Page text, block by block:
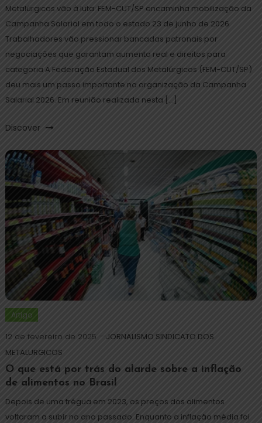
Metalúrgicos vão à luta: FEM-CUT/SP encaminha mobilização da
Campanha Salarial em todo o estado 23 de junho de 2026
Trabalhadores vão pressionar bancadas patronais por
negociações que garantam aumento real e direitos para
categoria A Federação Estadual dos Metalúrgicos (FEM-CUT/SP)
deu mais um passo importante na organização da Campanha
Salarial 2026. Em reunião realizada nesta […]
Discover
Artigo
12 de fevereiro de 2025
JORNALISMO SINDICATO DOS
METALURGICOS
O que está por trás do alarde sobre a inflação
de alimentos no Brasil
Depois de uma trégua em 2023, os preços dos alimentos
voltaram a subir no ano passado. Enquanto a inflação média foi